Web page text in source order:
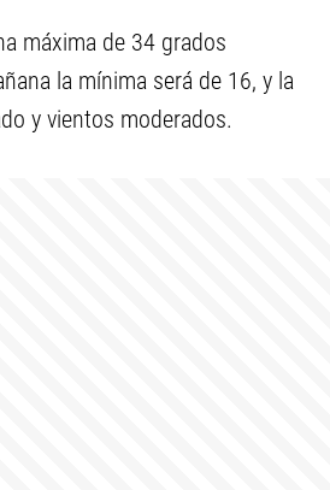
máxima de 34 grados
la mínima será de 16, y la
y vientos moderados.